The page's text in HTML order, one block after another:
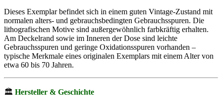
Dieses Exemplar befindet sich in einem guten Vintage-Zustand mit
normalen alters- und gebrauchsbedingten Gebrauchsspuren. Die
lithografischen Motive sind außergewöhnlich farbkräftig erhalten.
Am Deckelrand sowie im Inneren der Dose sind leichte
Gebrauchsspuren und geringe Oxidationsspuren vorhanden –
typische Merkmale eines originalen Exemplars mit einem Alter von
etwa 60 bis 70 Jahren.
🏛 Hersteller & Geschichte